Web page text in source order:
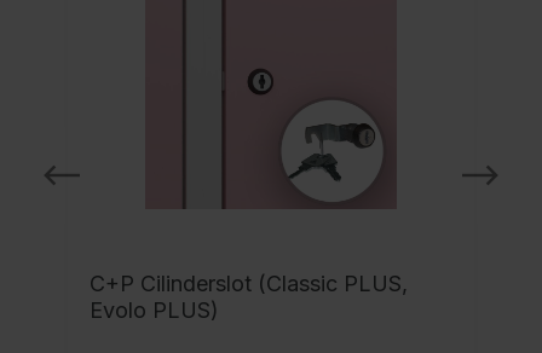
C+P Cilinderslot (Classic PLUS,
Evolo PLUS)